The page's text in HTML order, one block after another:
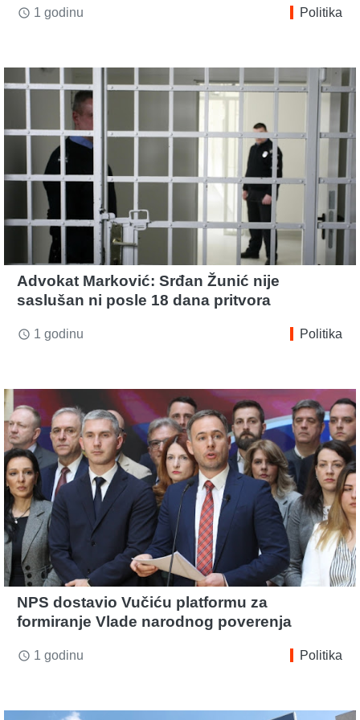
access_time 1 godinu Politika
Advokat Marković: Srđan Žunić nije
saslušan ni posle 18 dana pritvora
access_time 1 godinu Politika
NPS dostavio Vučiću platformu za
formiranje Vlade narodnog poverenja
access_time 1 godinu Politika